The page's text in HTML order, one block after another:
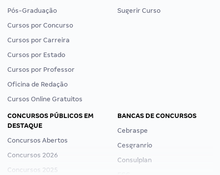
Pós-Graduação
Cursos por Concurso
Cursos por Carreira
Cursos por Estado
Cursos por Professor
Oficina de Redação
Cursos Online Gratuitos
Sugerir Curso
CONCURSOS PÚBLICOS EM
DESTAQUE
Concursos Abertos
Concursos 2026
Concursos 2025
BANCAS DE CONCURSOS
Cebraspe
Cesgranrio
Consulplan